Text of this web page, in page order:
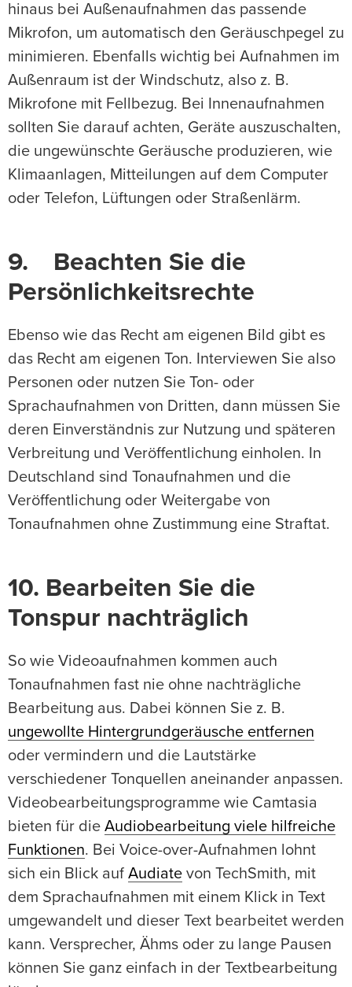
hinaus bei Außenaufnahmen das passende
Mikrofon, um automatisch den Geräuschpegel zu
minimieren. Ebenfalls wichtig bei Aufnahmen im
Außenraum ist der Windschutz, also z. B.
Mikrofone mit Fellbezug. Bei Innenaufnahmen
sollten Sie darauf achten, Geräte auszuschalten,
die ungewünschte Geräusche produzieren, wie
Klimaanlagen, Mitteilungen auf dem Computer
oder Telefon, Lüftungen oder Straßenlärm.
9. Beachten Sie die
Persönlichkeitsrechte
Ebenso wie das Recht am eigenen Bild gibt es
das Recht am eigenen Ton. Interviewen Sie also
Personen oder nutzen Sie Ton- oder
Sprachaufnahmen von Dritten, dann müssen Sie
deren Einverständnis zur Nutzung und späteren
Verbreitung und Veröffentlichung einholen. In
Deutschland sind Tonaufnahmen und die
Veröffentlichung oder Weitergabe von
Tonaufnahmen ohne Zustimmung eine Straftat.
10. Bearbeiten Sie die
Tonspur nachträglich
So wie Videoaufnahmen kommen auch
Tonaufnahmen fast nie ohne nachträgliche
Bearbeitung aus. Dabei können Sie z. B.
ungewollte Hintergrundgeräusche entfernen
oder vermindern und die Lautstärke
verschiedener Tonquellen aneinander anpassen.
Videobearbeitungsprogramme wie Camtasia
bieten für die Audiobearbeitung viele hilfreiche
Funktionen. Bei Voice-over-Aufnahmen lohnt
sich ein Blick auf Audiate von TechSmith, mit
dem Sprachaufnahmen mit einem Klick in Text
umgewandelt und dieser Text bearbeitet werden
kann. Versprecher, Ähms oder zu lange Pausen
können Sie ganz einfach in der Textbearbeitung